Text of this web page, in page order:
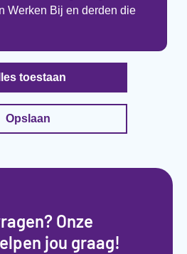
Werken Bij en derden die
toestaan
Opslaan
Onze
jou graag!